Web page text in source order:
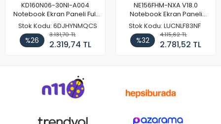
KD160N06-30NI-A004
Notebook Ekran Paneli Full
HD
Stok Kodu: 6DJHYNMQCS
%26
3.131,70 TL
2.319,74 TL
NE156FHM-NXA V18.0
Notebook Ekran Paneli
144Hz
Stok Kodu: LUCNLF83NF
%32
4.115,62 TL
2.781,52 TL